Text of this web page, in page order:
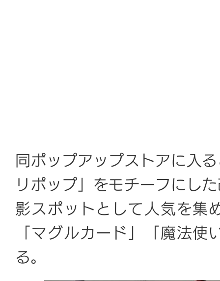
同ポップアップストアに入
リポップ」をモチーフにし
影スポットとして人気を集
「マグルカード」「魔法
る。